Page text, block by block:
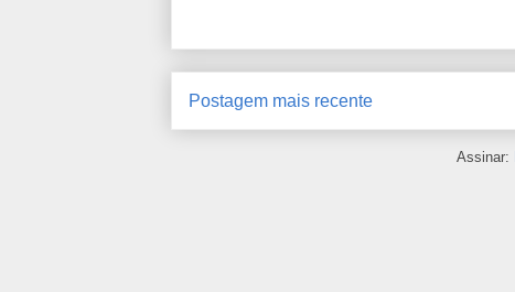
Postagem mais recente
Assinar: